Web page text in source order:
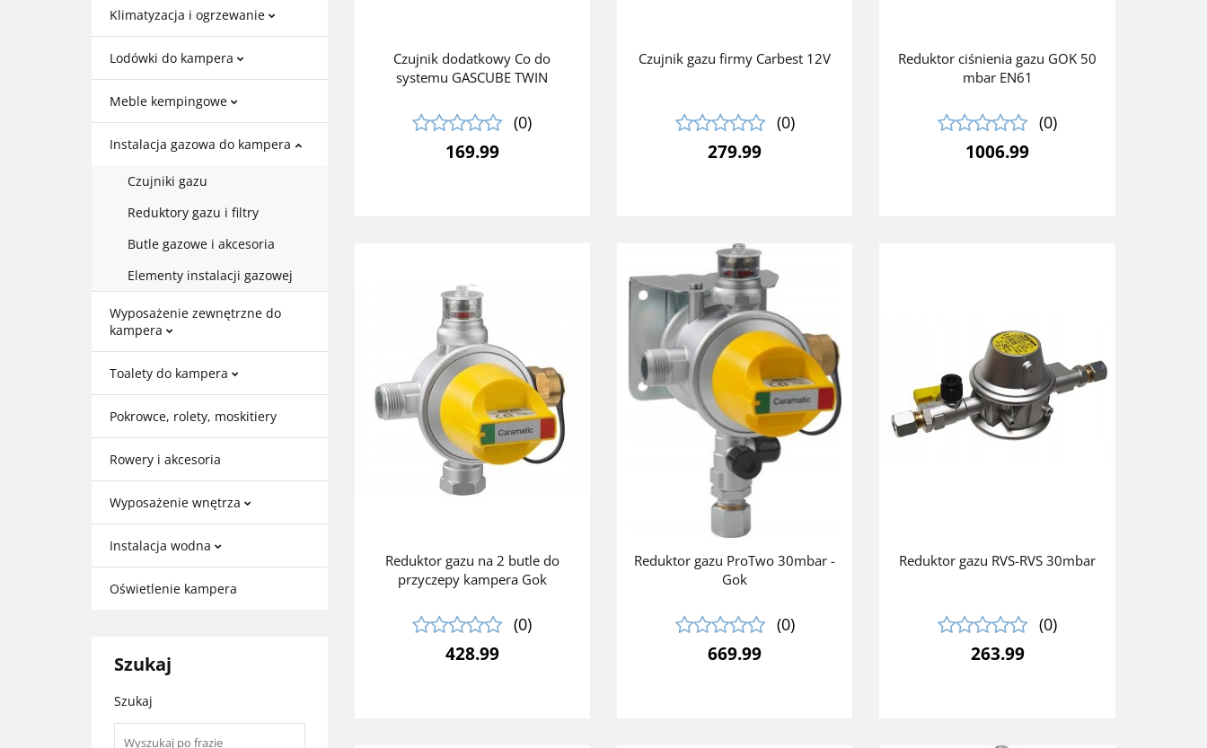
Klimatyzacja i ogrzewanie
Lodówki do kampera
Meble kempingowe
Instalacja gazowa do kampera
Czujniki gazu
Reduktory gazu i filtry
Butle gazowe i akcesoria
Elementy instalacji gazowej
Wyposażenie zewnętrzne do
kampera
Toalety do kampera
Pokrowce, rolety, moskitiery
Rowery i akcesoria
Wyposażenie wnętrza
Instalacja wodna
Oświetlenie kampera
Szukaj
Szukaj
Czujnik dodatkowy Co do
systemu GASCUBE TWIN
(0)
169.99
Czujnik gazu firmy Carbest 12V
(0)
279.99
Reduktor ciśnienia gazu GOK 50
mbar EN61
(0)
1006.99
Reduktor gazu na 2 butle do
przyczepy kampera Gok
(0)
428.99
Reduktor gazu ProTwo 30mbar -
Gok
(0)
669.99
Reduktor gazu RVS-RVS 30mbar
(0)
263.99